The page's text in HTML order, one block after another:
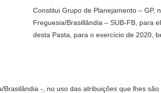
Constitui Grupo de Planejamento – GP,
Freguesia/Brasillândia – SUB-FB, para
desta Pasta, para o exercício de 2020,
-, no uso das atribuições que lhes são